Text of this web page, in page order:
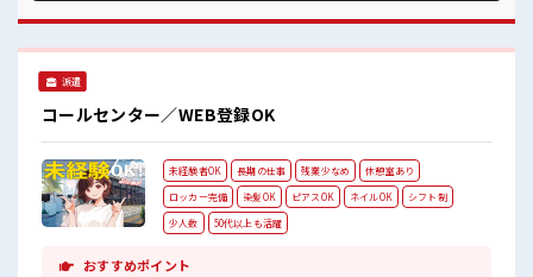
の方も大カンゲイ≫ 新しいことにチャレンジするのは不安だ
けど、 しっかり働く環境が整っています！ イチからスキル
ポートします！ ■職場の雰囲気 “コジンマリ”が好きな方にも
お勧め！！ 少人数の職場です♪ 明るすぎたり奇抜過ぎなけれ
ばヘアカラーOK！ 休憩室でホッと一息リフレッシュ！ 残業
はほとんどありません！
派遣
コールセンター／WEB登録OK
未経験者OK 長期の仕事 残業少なめ
休憩室あり
ロッカー完備
染髪OK ピアスOK ネイルOK
シフト制
少人数
50代以上も活躍
おすすめポイント